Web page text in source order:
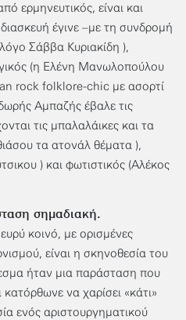
ερμηνευτικός, είναι και
έγινε –με τη συνδρομή
Σάββα Κυριακίδη ),
(η Ελένη Μανωλοπούλου
rock folklore-chic με ασορτί
Αμπαζής έβαλε τις
τις μπαλαλάικες και τα
τα ατονάλ θέματα ),
) και φωτιστικός (Αλέκος
σημαδιακή.
κοινό, με ορισμένες
είναι η σκηνοθεσία του
ήταν μια παράσταση που
κατόρθωνε να χαρίσει «κάτι»
ενός αριστουργηματικού